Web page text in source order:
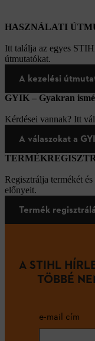
HASZNÁLATI
Itt találja az egyes
útmutatókat.
A kezelési
GYIK – Gyakran
Kérdései vannak? Itt
A válaszokat a
Regisztrálja termékét
előnyeit.
Termék
A STIHL
TÖBBÉ
e-mail cím